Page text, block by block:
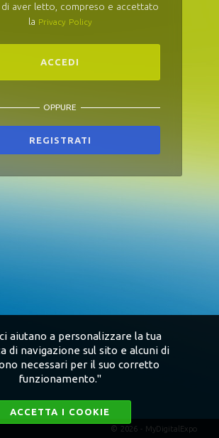
di aver letto, compreso e accettato
la Privacy Policy
ACCEDI
OPPURE
REGISTRATI
© 2026 - MyDigitalExpo
aiutano a personalizzare la tua
di navigazione sul sito e alcuni di
necessari per il suo corretto
funzionamento."
ACCETTA I COOKIE